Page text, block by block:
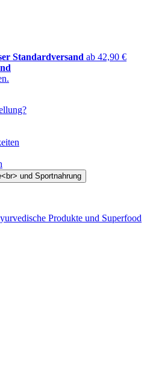
Standardversand ab 42,90 €
Produkte und Superfood